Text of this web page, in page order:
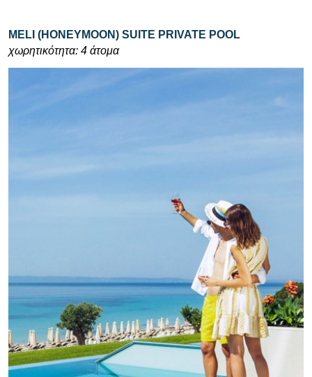
MELI (HONEYMOON) SUITE PRIVATE POOL
χωρητικότητα: 4 άτομα